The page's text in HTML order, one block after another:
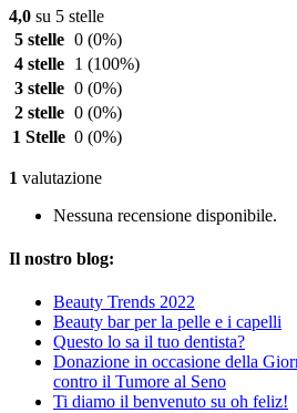
4,0 su 5 stelle
5 stelle 0 (0%)
4 stelle
1 (100%)
3 stelle 0 (0%)
2 stelle 0 (0%)
1 Stelle 0 (0%)
1 valutazione
Nessuna recensione disponibile.
Il nostro blog:
Beauty Trends 2022
Beauty bar per la pelle e i capelli
Questo lo sa il tuo dentista?
Donazione in occasione della
contro il Tumore al Seno
Ti diamo il benvenuto su oh feliz!